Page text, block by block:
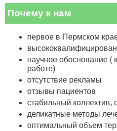
Почему к нам
первое в Пермском
научное обоснование (
работе)
отсутствие рекламы
отзывы пациентов
стабильный коллектив,
деликатные методы
оптимальный объем